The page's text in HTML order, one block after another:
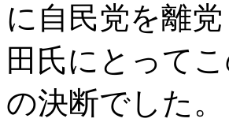
に自民党を離
田氏にとって
の決断でした。